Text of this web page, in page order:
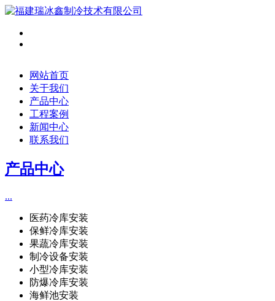
网站首页
关于我们
产品中心
工程案例
新闻中心
联系我们
产品中心
...
医药冷库安装
保鲜冷库安装
果蔬冷库安装
制冷设备安装
小型冷库安装
防爆冷库安装
海鲜池安装